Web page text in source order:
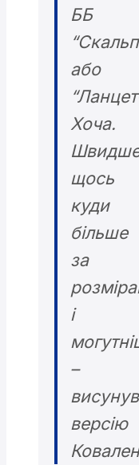
ББ
або
Хоча.
щось
куди
більше
за
і
–
висунув
версію